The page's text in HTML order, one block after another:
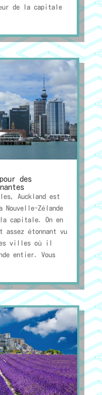
de la capitale
des
Auckland est
Zélande
capitale. On en
étonnant vu
villes où il
entier. Vous